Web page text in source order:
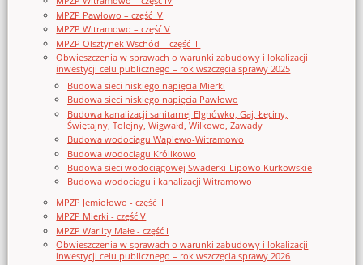
MPZP Pawłowo – część IV
MPZP Witramowo – część V
MPZP Olsztynek Wschód – część III
Obwieszczenia w sprawach o warunki zabudowy i lokalizacji
inwestycji celu publicznego – rok wszczęcia sprawy 2025
Budowa sieci niskiego napięcia Mierki
Budowa sieci niskiego napięcia Pawłowo
Budowa kanalizacji sanitarnej Elgnówko, Gaj, Łęciny,
Świętajny, Tolejny, Wigwałd, Wilkowo, Zawady
Budowa wodociągu Waplewo-Witramowo
Budowa wodociągu Królikowo
Budowa sieci wodociągowej Swaderki-Lipowo Kurkowskie
Budowa wodociągu i kanalizacji Witramowo
MPZP Jemiołowo - część II
MPZP Mierki - część V
MPZP Warlity Małe - część I
Obwieszczenia w sprawach o warunki zabudowy i lokalizacji
inwestycji celu publicznego – rok wszczęcia sprawy 2026